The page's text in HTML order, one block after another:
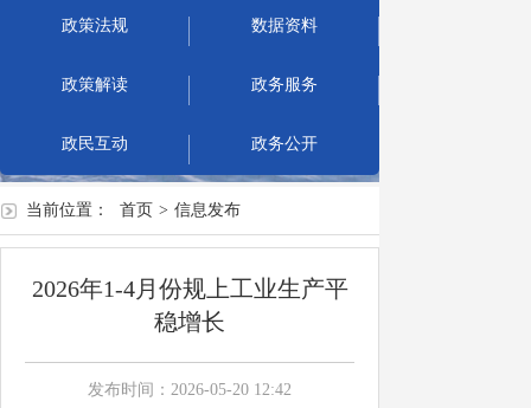
政策法规 数据资料
政策解读 政务服务
政民互动 政务公开
当前位置： 首页 > 信息发布
2026年1-4月份规上工业生产平
稳增长
发布时间：2026-05-20 12:42